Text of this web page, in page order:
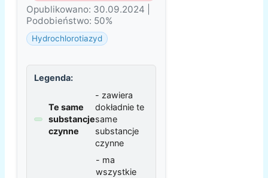
Opublikowano: 30.09.2024 |
Podobieństwo: 50%
Hydrochlorotiazyd
Legenda:
Te same
substancje
czynne
- zawiera
dokładnie te
same
substancje
czynne
- ma
wszystkie